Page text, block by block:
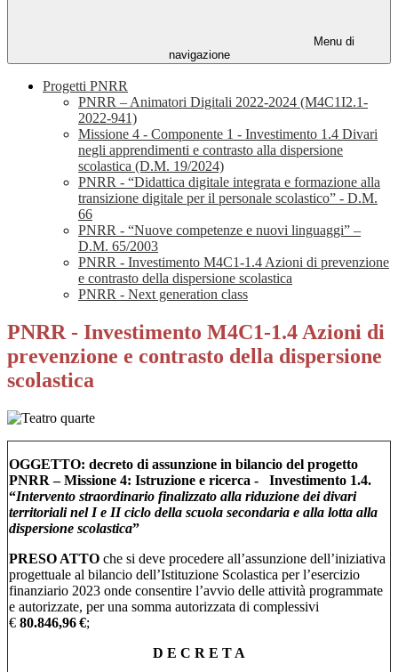
Menu di
navigazione
Progetti PNRR
PNRR – Animatori Digitali 2022-2024 (M4C1I2.1-
2022-941)
Missione 4 - Componente 1 - Investimento 1.4 Divari
negli apprendimenti e contrasto alla dispersione
scolastica (D.M. 19/2024)
PNRR - “Didattica digitale integrata e formazione alla
transizione digitale per il personale scolastico” - D.M.
66
PNRR - “Nuove competenze e nuovi linguaggi” –
D.M. 65/2003
PNRR - Investimento M4C1-1.4 Azioni di prevenzione
e contrasto della dispersione scolastica
PNRR - Next generation class
PNRR - Investimento M4C1-1.4 Azioni di
prevenzione e contrasto della dispersione
scolastica
OGGETTO: decreto di assunzione in bilancio del progetto
PNRR – Missione 4: Istruzione e ricerca - Investimento 1.4.
“Intervento straordinario finalizzato alla riduzione dei divari
territoriali nel I e II ciclo della scuola secondaria e alla lotta alla
dispersione scolastica”
PRESO ATTO che si deve procedere all’assunzione dell’iniziativa
progettuale al bilancio dell’Istituzione Scolastica per l’esercizio
finanziario 2023 onde consentire l’avvio delle attività programmate
e autorizzate, per una somma autorizzata di complessivi
€ 80.846,96 €;
D E C R E T A